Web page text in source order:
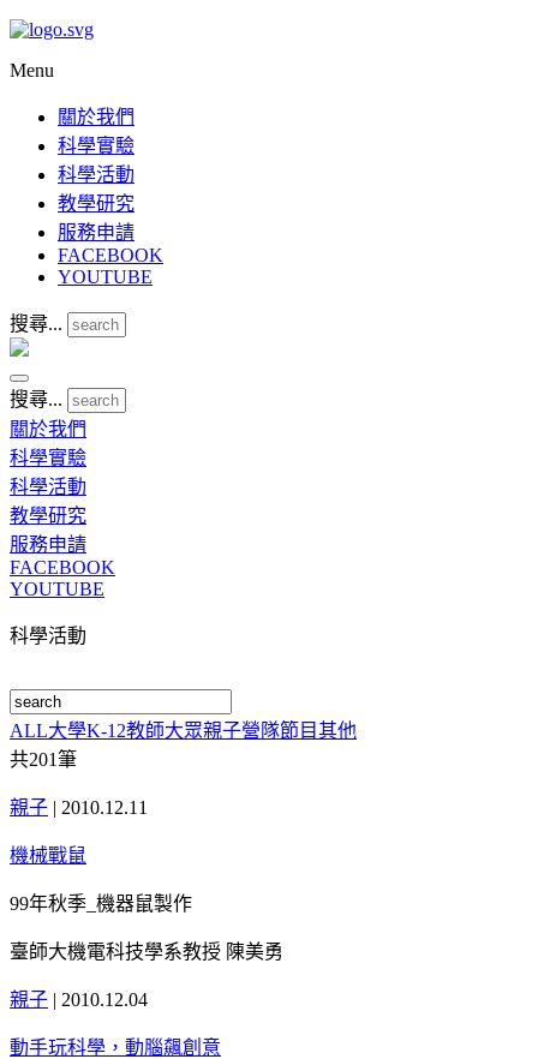
Menu
關於我們
科學實驗
科學活動
教學研究
服務申請
FACEBOOK
YOUTUBE
搜尋...
搜尋...
關於我們
科學實驗
科學活動
教學研究
服務申請
FACEBOOK
YOUTUBE
科學活動
ALL大學K-12教師大眾親子營隊節目其他
共201筆
親子 | 2010.12.11
機械戰鼠
99年秋季_機器鼠製作
臺師大機電科技學系教授 陳美勇
親子 | 2010.12.04
動手玩科學，動腦飆創意